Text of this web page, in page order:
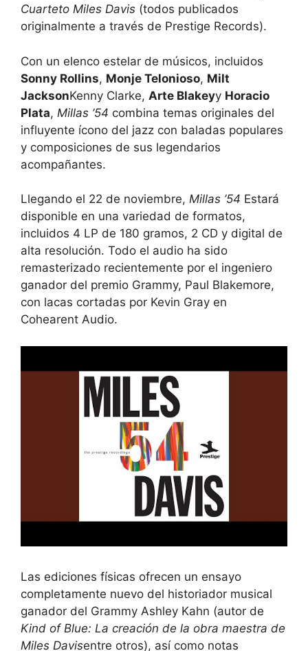
Cuarteto Miles Davis (todos publicados
originalmente a través de Prestige Records).
Con un elenco estelar de músicos, incluidos
Sonny Rollins, Monje Telonioso, Milt
JacksonKenny Clarke, Arte Blakeyy Horacio
Plata, Millas ’54 combina temas originales del
influyente ícono del jazz con baladas populares
y composiciones de sus legendarios
acompañantes.
Llegando el 22 de noviembre, Millas ’54 Estará
disponible en una variedad de formatos,
incluidos 4 LP de 180 gramos, 2 CD y digital de
alta resolución. Todo el audio ha sido
remasterizado recientemente por el ingeniero
ganador del premio Grammy, Paul Blakemore,
con lacas cortadas por Kevin Gray en
Cohearent Audio.
Las ediciones físicas ofrecen un ensayo
completamente nuevo del historiador musical
ganador del Grammy Ashley Kahn (autor de
Kind of Blue: La creación de la obra maestra de
Miles Davisentre otros), así como notas